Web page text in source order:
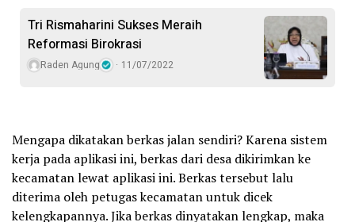
Tri Rismaharini Sukses Meraih
Reformasi Birokrasi
Raden Agung 11/07/2022
Mengapa dikatakan berkas jalan sendiri? Karena sistem
kerja pada aplikasi ini, berkas dari desa dikirimkan ke
kecamatan lewat aplikasi ini. Berkas tersebut lalu
diterima oleh petugas kecamatan untuk dicek
kelengkapannya. Jika berkas dinyatakan lengkap, maka